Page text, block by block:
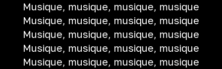
Musique, musique, musique, musique
Musique, musique, musique, musique
Musique, musique, musique, musique
Musique, musique, musique, musique
Musique, musique, musique, musique